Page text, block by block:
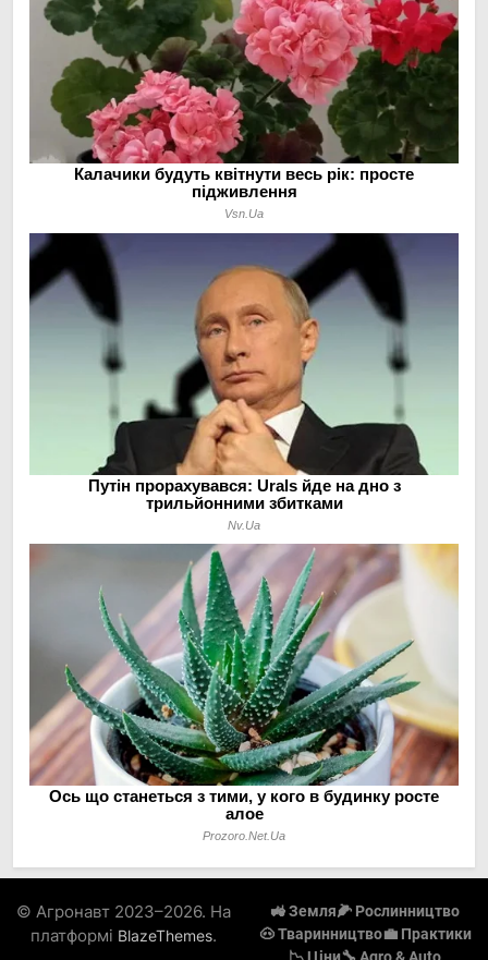
© Агронавт 2023–2026. На
платформі BlazeThemes.
🚜 Земля🌽 Рослинництво
🐽 Тваринництво💼 Практики